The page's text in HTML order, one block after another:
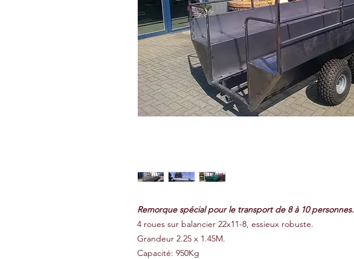
Remorque spécial pour le transport de 8 à 10 personnes.
4 roues sur balancier 22x11-8, essieux robuste.
Grandeur 2.25 x 1.45M.
Capacité: 950Kg